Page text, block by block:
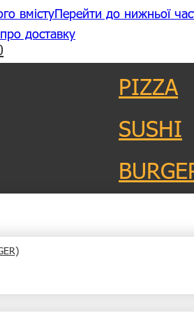
вмістуПерейти до нижньої
доставку
PIZZA
SUSHI